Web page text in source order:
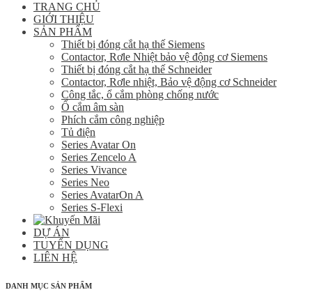
TRANG CHỦ
GIỚI THIỆU
SẢN PHẨM
Thiết bị đóng cắt hạ thế Siemens
Contactor, Rơle Nhiệt bảo vệ động cơ Siemens
Thiết bị đóng cắt hạ thế Schneider
Contactor, Rơle nhiệt, Bảo vệ động cơ Schneider
Công tắc, ổ cắm phòng chống nước
Ổ cắm âm sàn
Phích cắm công nghiệp
Tủ điện
Series Avatar On
Series Zencelo A
Series Vivance
Series Neo
Series AvatarOn A
Series S-Flexi
DỰ ÁN
TUYỂN DỤNG
LIÊN HỆ
DANH MỤC SẢN PHẨM